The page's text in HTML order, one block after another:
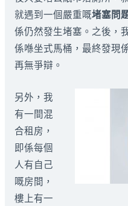
就遇到一個嚴重嘅堵塞問
係仍然發生堵塞。之後，
係喺坐式馬桶，最終發現
再無爭辯。
另外，我
有一間混
合租房，
即係每個
人有自己
嘅房間，
樓上有一